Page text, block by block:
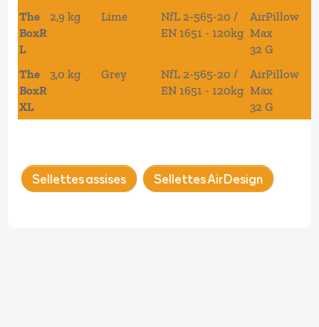
The
BoxR
L
2,9 kg Lime
NfL 2-565-20 /
EN 1651 - 120kg
AirPillow
Max
32 G
The
BoxR
XL
3,0 kg Grey
NfL 2-565-20 /
EN 1651 - 120kg
AirPillow
Max
32 G
Sellettes assises Sellettes AirDesign